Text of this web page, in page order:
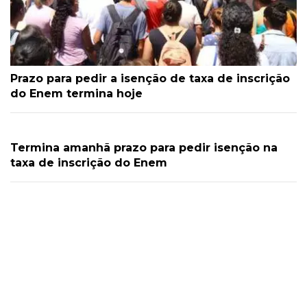
Prazo para pedir a isenção de taxa de inscrição
do Enem termina hoje
Termina amanhã prazo para pedir isenção na
taxa de inscrição do Enem